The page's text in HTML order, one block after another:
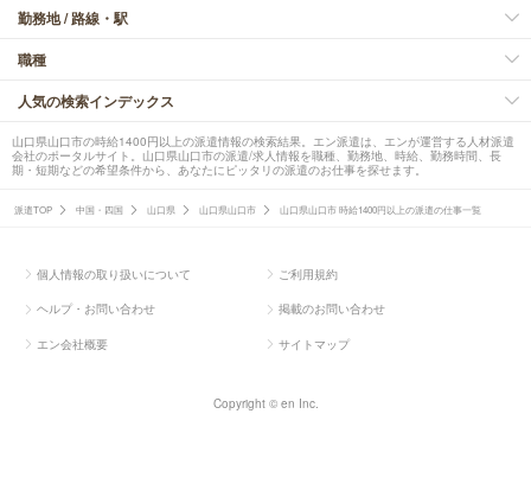
勤務地 / 路線・駅
職種
人気の検索インデックス
山口県山口市の時給1400円以上の派遣情報の検索結果。エン派遣は、エンが運営する人材派遣
会社のポータルサイト。山口県山口市の派遣/求人情報を職種、勤務地、時給、勤務時間、長
期・短期などの希望条件から、あなたにピッタリの派遣のお仕事を探せます。
派遣TOP 中国・四国 山口県 山口県山口市 山口県山口市 時給1400円以上の派遣の仕事一覧
個人情報の取り扱いについて ご利用規約
ヘルプ・お問い合わせ 掲載のお問い合わせ
エン会社概要 サイトマップ
Copyright © en Inc.